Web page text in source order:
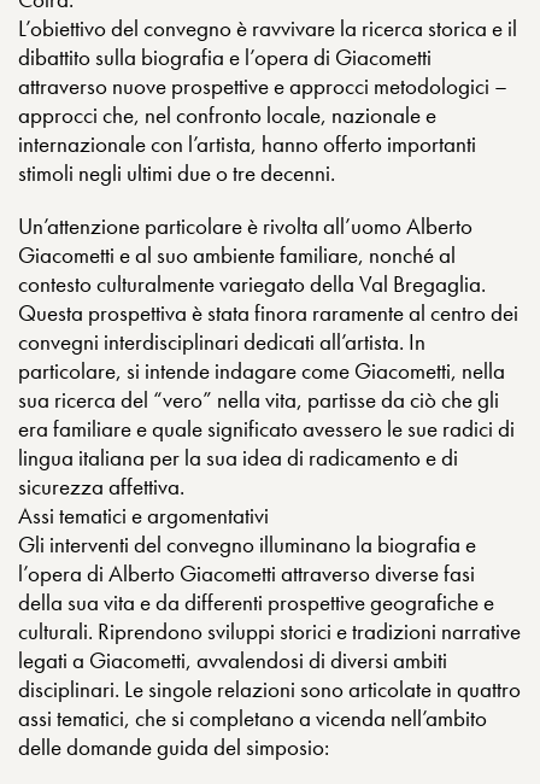
L’obiettivo del convegno è ravvivare la ricerca storica e il
dibattito sulla biografia e l’opera di Giacometti
attraverso nuove prospettive e approcci metodologici –
approcci che, nel confronto locale, nazionale e
internazionale con l’artista, hanno offerto importanti
stimoli negli ultimi due o tre decenni.
Un’attenzione particolare è rivolta all’uomo Alberto
Giacometti e al suo ambiente familiare, nonché al
contesto culturalmente variegato della Val Bregaglia.
Questa prospettiva è stata finora raramente al centro dei
convegni interdisciplinari dedicati all’artista. In
particolare, si intende indagare come Giacometti, nella
sua ricerca del “vero” nella vita, partisse da ciò che gli
era familiare e quale significato avessero le sue radici di
lingua italiana per la sua idea di radicamento e di
sicurezza affettiva.
Assi tematici e argomentativi
Gli interventi del convegno illuminano la biografia e
l’opera di Alberto Giacometti attraverso diverse fasi
della sua vita e da differenti prospettive geografiche e
culturali. Riprendono sviluppi storici e tradizioni narrative
legati a Giacometti, avvalendosi di diversi ambiti
disciplinari. Le singole relazioni sono articolate in quattro
assi tematici, che si completano a vicenda nell’ambito
delle domande guida del simposio: